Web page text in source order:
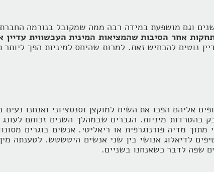
וגם מושפעת במידה רבה ממה שמקובל בנורמה
אחר הסיבות שהמציאות המינית העכשווית עדיין
נוטים להכחיש זאת. למרות שהיחס למיניות הפך
אליהם הפכו את השיח למוקצן וסנסציוני ואנחנו נעים
בהטרדות מיניות. הגברים שבמהלך השנים זכותם
מדיה פורנוגרפית או ריאליטי. אנשים בוגרים
לדיאלוג אנושי בין שני אנשים היטשטש. לטענתה
שפה לדבר כשאנחנו בשניים.